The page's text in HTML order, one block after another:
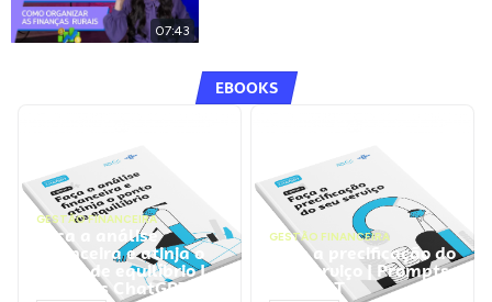
07:43
EBOOKS
GESTÃO FINANCEIRA
Faça a análise
financeira e atinja o
ponto de equilíbrio |
Prompts ChatGPT
GESTÃO FINANCEIRA
Faça a precificação do
seu serviço | Prompts
ChatGPT